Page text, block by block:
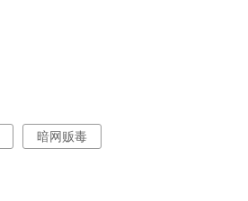
暗网贩毒